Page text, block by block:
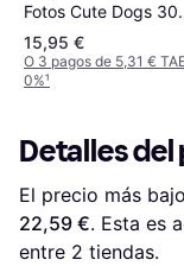
Fotos Cute Dogs
Bolsillos 13 x 20 cm
15,95 €
O 3 pagos de 5,31 €
0%¹
Detalles
El precio más
22,59 €. Esta es
entre 2 tiendas.